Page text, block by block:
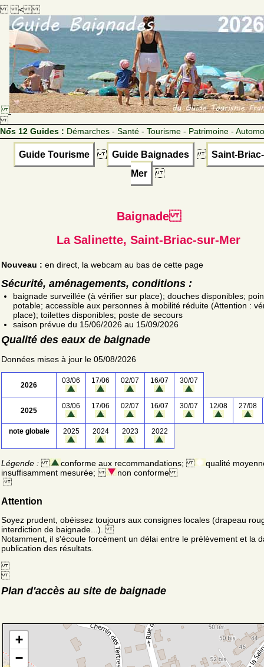
<
Nos 12 Guides : Démarches - Santé - Tourisme - Patrimoine -
Guide Tourisme Guide Baignades
Saint-
Mer
Baignade
La Salinette, Saint-Briac-sur-Mer
Nouveau : en direct, la webcam au bas de cette page
Sécurité, aménagements, conditions :
baignade surveillée (à vérifier sur place); douches disponibles;
potable; accessible aux personnes à mobilité réduite (Attention :
place); toilettes disponibles; poste de secours
saison prévue du 15/06/2026 au 15/09/2026
Qualité des eaux de baignade
Données mises à jour le 05/08/2026
2026
03/06 17/06 02/07 16/07 30/07
2025
03/06 17/06 02/07 16/07 30/07 12/08 27/08
note globale 2025 2024 2023 2022
Légende : conforme aux recommandations;
qualité
insuffisamment mesurée;
non conforme
Attention
Soyez prudent, obéissez toujours aux consignes locales (drapeau
interdiction de baignade...).
Notamment, il s'écoule forcément un délai entre le prélèvement et la
publication des résultats.
Plan d'accès au site de baignade
+
−